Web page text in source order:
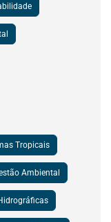
Tropicais
Ambiental